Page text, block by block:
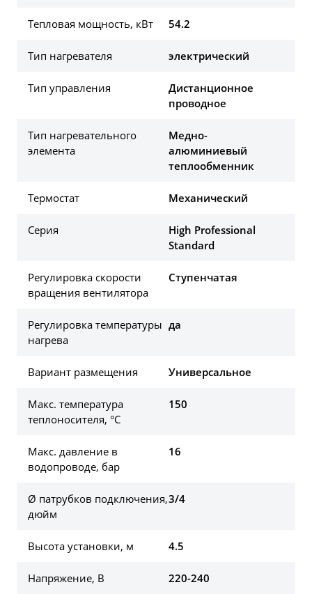
Тепловая мощность, кВт 54.2
Тип нагревателя электрический
Тип управления
Дистанционное
проводное
Тип нагревательного
элемента
Медно-
алюминиевый
теплообменник
Термостат Механический
Серия
High Professional
Standard
Регулировка скорости
вращения вентилятора
Ступенчатая
Регулировка температуры
нагрева
да
Вариант размещения Универсальное
Макс. температура
теплоносителя, °С
150
Макс. давление в
водопроводе, бар
16
Ø патрубков подключения,
дюйм
3/4
Высота установки, м 4.5
Напряжение, В 220-240